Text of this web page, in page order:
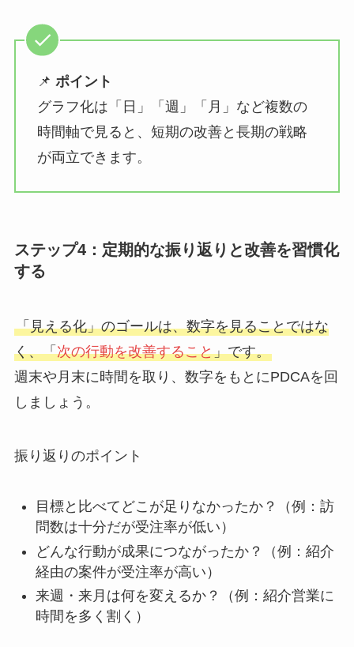
📌 ポイント
グラフ化は「日」「週」「月」など複数の
時間軸で見ると、短期の改善と長期の戦略
が両立できます。
ステップ4：定期的な振り返りと改善を習慣化
する
「見える化」のゴールは、数字を見ることではな
く、「次の行動を改善すること」です。
週末や月末に時間を取り、数字をもとにPDCAを回
しましょう。
振り返りのポイント
目標と比べてどこが足りなかったか？（例：訪
問数は十分だが受注率が低い）
どんな行動が成果につながったか？（例：紹介
経由の案件が受注率が高い）
来週・来月は何を変えるか？（例：紹介営業に
時間を多く割く）